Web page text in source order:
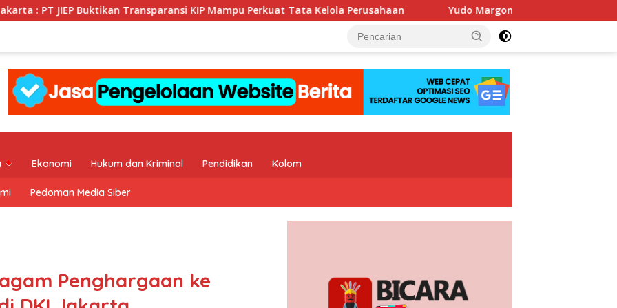
Transparansi KIP Mampu Perkuat Tata Kelola Perusahaan Yudo Margono Pimpin Ziarah HUT Ke-40 PPAL di
Ekonomi Hukum dan Kriminal Pendidikan Kolom
Pedoman Media Siber
Penghargaan ke